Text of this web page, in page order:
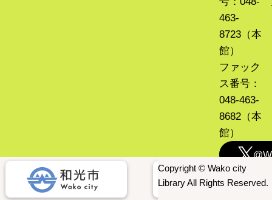
463-
8723（本
館）
ファック
ス番号：
048-463-
8682（本
館）
Copyright © Wako city
Library All Rights Reserved.